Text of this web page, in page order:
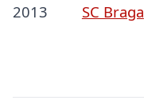
2013 SC Braga